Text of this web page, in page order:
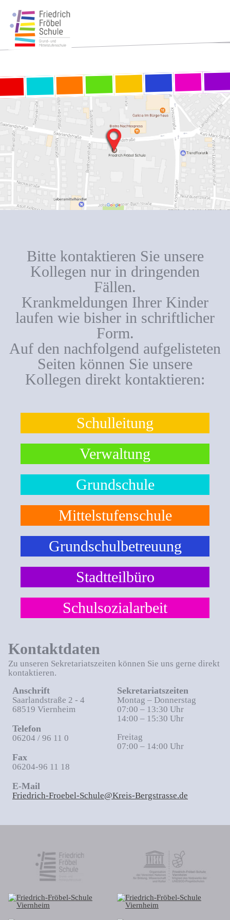
Bitte kontaktieren Sie unsere
Kollegen nur in dringenden
Fällen.
Krankmeldungen Ihrer Kinder
laufen wie bisher in schriftlicher
Form.
Auf den nachfolgend aufgelisteten
Seiten können Sie unsere
Kollegen direkt kontaktieren:
Schulleitung
Verwaltung
Grundschule
Mittelstufenschule
Grundschulbetreuung
Stadtteilbüro
Schulsozialarbeit
Kontaktdaten
Zu unseren Sekretariatszeiten können Sie uns gerne direkt
kontaktieren.
Anschrift
Saarlandstraße 2 - 4
68519 Viernheim
Telefon
06204 / 96 11 0
Fax
06204-96 11 18
Sekretariatszeiten
Montag – Donnerstag
07:00 – 13:30 Uhr
14:00 – 15:30 Uhr
Freitag
07:00 – 14:00 Uhr
E-Mail
Friedrich-Froebel-Schule@Kreis-Bergstrasse.de